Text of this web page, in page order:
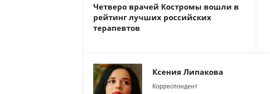
Четверо врачей Костромы вошли в
рейтинг лучших российских
терапевтов
Ксения Липакова
Корреспондент